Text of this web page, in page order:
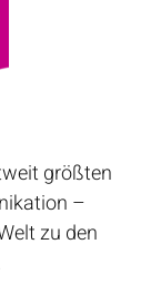
größten
–
zu den